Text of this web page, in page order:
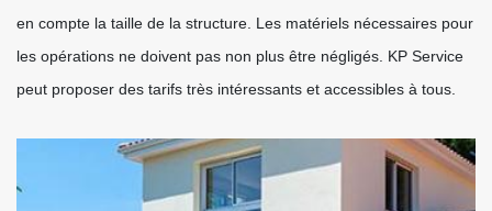
en compte la taille de la structure. Les matériels nécessaires pour
les opérations ne doivent pas non plus être négligés. KP Service
peut proposer des tarifs très intéressants et accessibles à tous.